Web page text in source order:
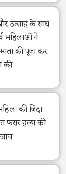
उत्साह के साथ
महिलाओं ने
की पूजा कर
की
की जिंदा
फरार हत्या की